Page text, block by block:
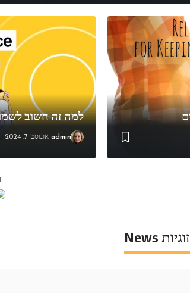
למה זה חשוב
admin אוגוסט 7, 2024
- Advertisement -